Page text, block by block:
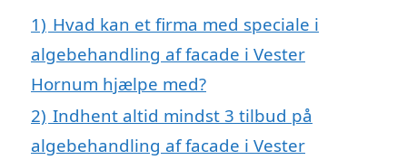
1) Hvad kan et firma med speciale i
algebehandling af facade i Vester
Hornum hjælpe med?
2) Indhent altid mindst 3 tilbud på
algebehandling af facade i Vester